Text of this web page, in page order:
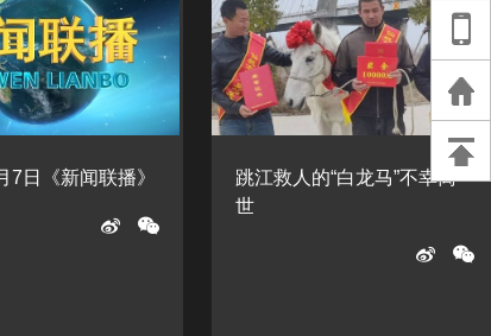
重庆一高校学生
死，官方通报：
刑案，网传遗体
等信息不实
7日《新闻联播》
跳江救人的“白龙马”不幸离
世